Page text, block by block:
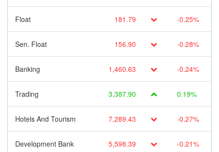
Float 181.79 -0.25%
Sen. Float 156.90 -0.28%
Banking 1,460.63 -0.24%
Trading 3,387.90 0.19%
Hotels And Tourism 7,289.43 -0.27%
Development Bank 5,598.39 -0.21%